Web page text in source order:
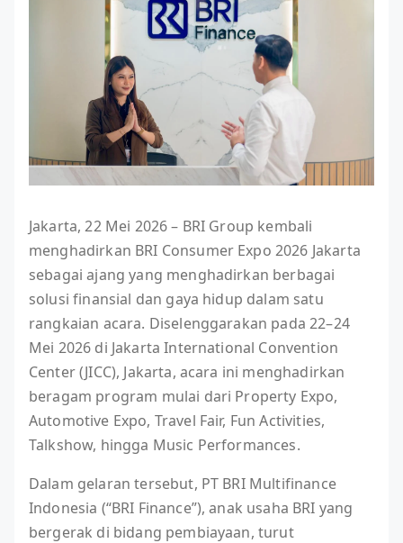
Jakarta, 22 Mei 2026 – BRI Group kembali
menghadirkan BRI Consumer Expo 2026 Jakarta
sebagai ajang yang menghadirkan berbagai
solusi finansial dan gaya hidup dalam satu
rangkaian acara. Diselenggarakan pada 22–24
Mei 2026 di Jakarta International Convention
Center (JICC), Jakarta, acara ini menghadirkan
beragam program mulai dari Property Expo,
Automotive Expo, Travel Fair, Fun Activities,
Talkshow, hingga Music Performances.
Dalam gelaran tersebut, PT BRI Multifinance
Indonesia (“BRI Finance”), anak usaha BRI yang
bergerak di bidang pembiayaan, turut